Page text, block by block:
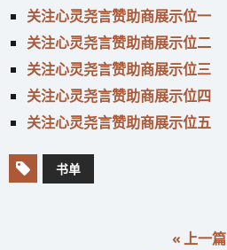
关注心灵尧言赞助商展示位一
关注心灵尧言赞助商展示位二
关注心灵尧言赞助商展示位三
关注心灵尧言赞助商展示位四
关注心灵尧言赞助商展示位五
书单
« 上一篇